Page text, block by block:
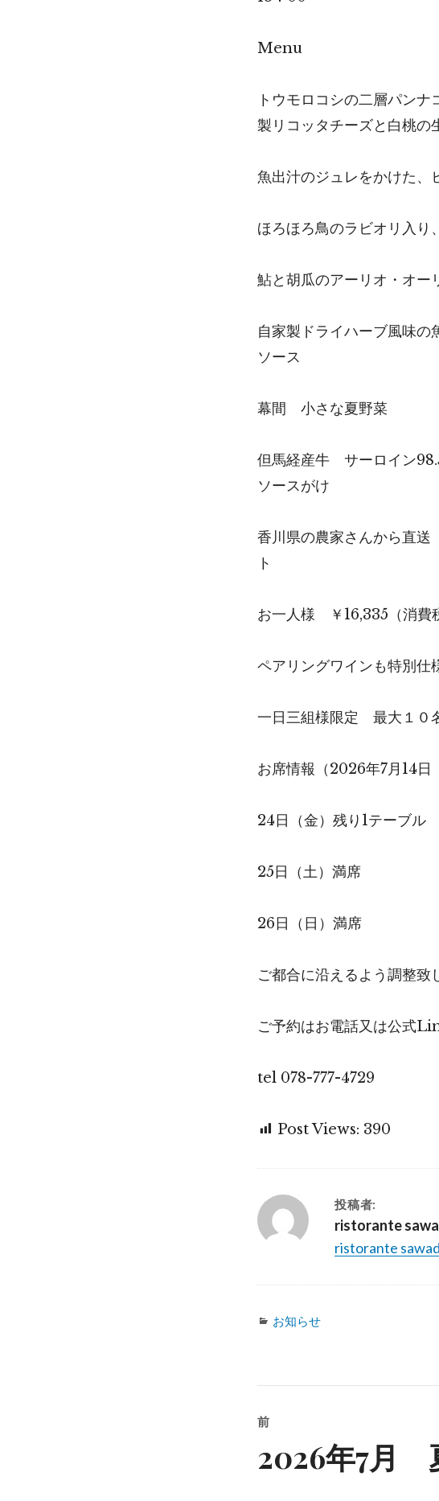
Menu
トウモロコシの二層パン
製リコッタチーズと白桃の
魚出汁のジュレをかけた、
ほろほろ鳥のラビオリ入り
鮎と胡瓜のアーリオ・オ
自家製ドライハーブ風味
ソース
幕間 小さな夏野菜
但馬経産牛 サーロイン
ソースがけ
香川県の農家さんから直
ト
お一人様 ￥16,335（消費
ペアリングワインも特別仕
一日三組様限定 最大１０
お席情報（2026年7月14
24日（金）残り1テーブ
25日（土）満席
26日（日）満席
ご都合に沿えるよう調整致
ご予約はお電話又は公式
tel 078-777-4729
Post Views: 390
投稿者:
ristorante
ristorante
カ
お知らせ
前
過
2026年7月